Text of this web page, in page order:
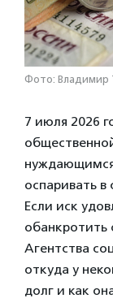
Фото: Владимир
7 июля 2026
оспаривать
Если иск
обанкротить
Агентства
откуда у
долг и как